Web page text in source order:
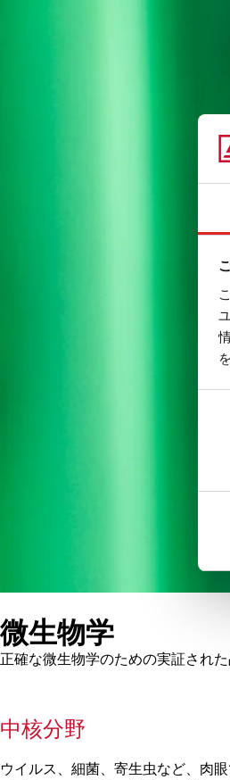
微生物学
正確な微生物学のための実証され
中核分野
ウイルス、細菌、寄生虫など、肉